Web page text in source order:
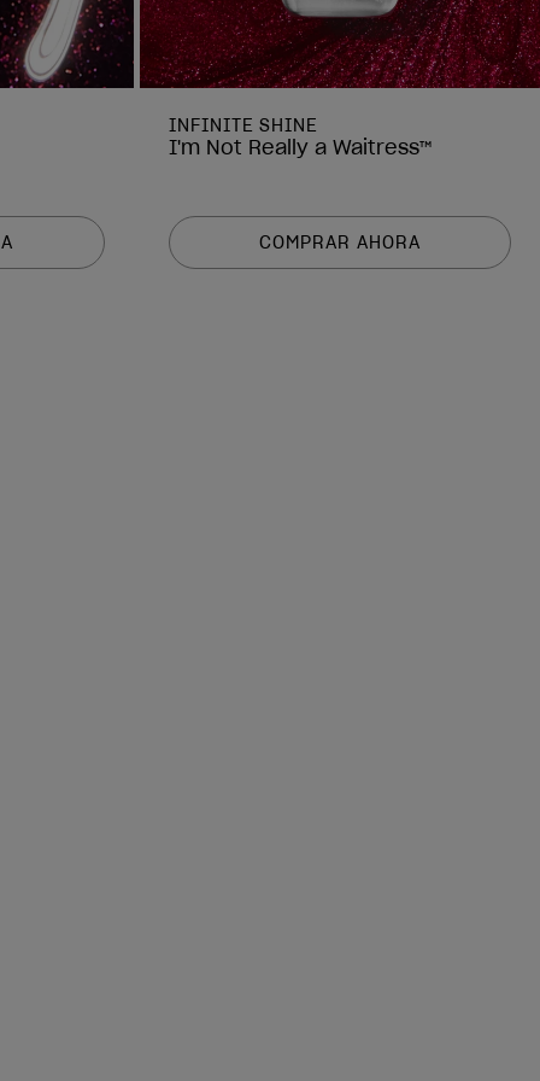
INFINITE SHINE
I'm Not Really a Waitress™
COMPRAR AHORA